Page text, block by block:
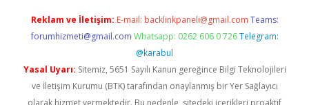
Reklam ve İletişim: E-mail: backlinkpaneli@gmail.com Teams:
forumhizmeti@gmail.com Whatsapp: 0262 606 0 726 Telegram:
@karabul
Yasal Uyarı: Sitemiz, 5651 Sayılı Kanun gereğince Bilgi Teknolojileri
ve İletişim Kurumu (BTK) tarafından onaylanmış bir Yer Sağlayıcı
olarak hizmet vermektedir. Bu nedenle, sitedeki içerikleri proaktif